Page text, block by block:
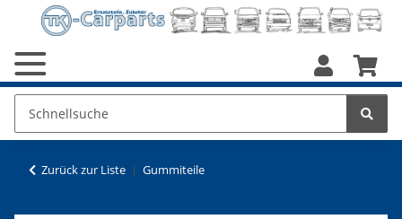
Zurück zur Liste Gummiteile